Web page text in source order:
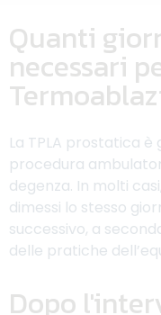
Quanti
necessari
La TPLA prostatica
procedura
degenza. In molti
dimessi lo stesso
successivo, a
delle pratiche
Dopo